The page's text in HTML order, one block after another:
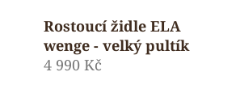
Rostoucí židle ELA
wenge - velký pultík
4 990 Kč